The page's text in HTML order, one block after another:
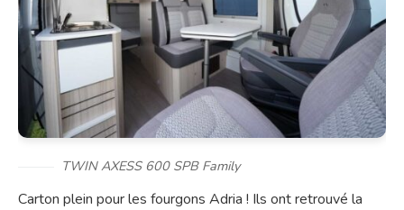
TWIN AXESS 600 SPB Family
Carton plein pour les fourgons Adria ! Ils ont retrouvé la